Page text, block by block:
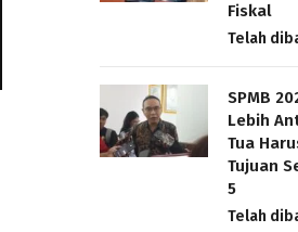
Fiskal
Telah
SPMB
Lebih
Tua
Tujuan
5
Telah